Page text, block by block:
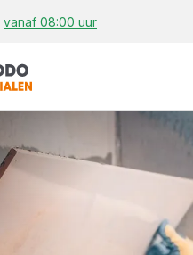
vanaf 08:00 uur